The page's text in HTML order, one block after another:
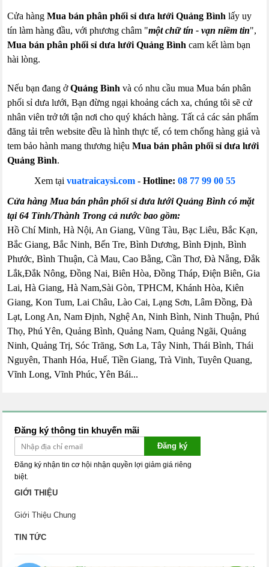
Cửa hàngMua bán phân phối sỉ dưa lưới Quảng Bình lấy uy
tín làm hàng đầu, với phương châm "một chữ tín - vạn niềm tin",
Mua bán phân phối sỉ dưa lưới Quảng Bình cam kết làm bạn
hài lòng.
Nếu bạn đang ởQuảng Bình và có nhu cầu mua Mua bán phân
phối sỉ dưa lưới, Bạn đừng ngại khoảng cách xa, chúng tôi sẽ cử
nhân viên trở tới tận nơi cho quý khách hàng. Tất cả các sản phẩm
đăng tải trên website đều là hình thực tế, có tem chống hàng giả và
tem bảo hành mang thương hiệuMua bán phân phối sỉ dưa lưới
Quảng Bình.
Xem tại vuatraicaysi.com- Hotline: 08 77 99 00 55
Cửa hàng Mua bán phân phối sỉ dưa lưới Quảng Bình có mặt
tại 64 Tỉnh/Thành Trong cả nước bao gồm:
Hồ Chí Minh, Hà Nội, An Giang, Vũng Tàu, Bạc Liêu, Bắc Kạn,
Bắc Giang, Bắc Ninh, Bến Tre, Bình Dương, Bình Định, Bình
Phước, Bình Thuận, Cà Mau, Cao Bằng, Cần Thơ, Đà Nẵng, Đắk
Lắk,Đắk Nông, Đồng Nai, Biên Hòa, Đồng Tháp, Điện Biên, Gia
Lai, Hà Giang, Hà Nam,Sài Gòn, TPHCM, Khánh Hòa, Kiên
Giang, Kon Tum, Lai Châu, Lào Cai, Lạng Sơn, Lâm Đồng, Đà
Lạt, Long An, Nam Định, Nghệ An, Ninh Bình, Ninh Thuận, Phú
Thọ, Phú Yên, Quảng Bình, Quảng Nam, Quảng Ngãi, Quảng
Ninh, Quảng Trị, Sóc Trăng, Sơn La, Tây Ninh, Thái Bình, Thái
Nguyên, Thanh Hóa, Huế, Tiền Giang, Trà Vinh, Tuyên Quang,
Vĩnh Long, Vĩnh Phúc, Yên Bái...
Đăng ký thông tin khuyến mãi
Đăng ký
Đăng ký nhận tin cơ hội nhận quyền lợi giảm giá riêng
biệt.
GIỚI THIỆU
Giới Thiệu Chung
TIN TỨC